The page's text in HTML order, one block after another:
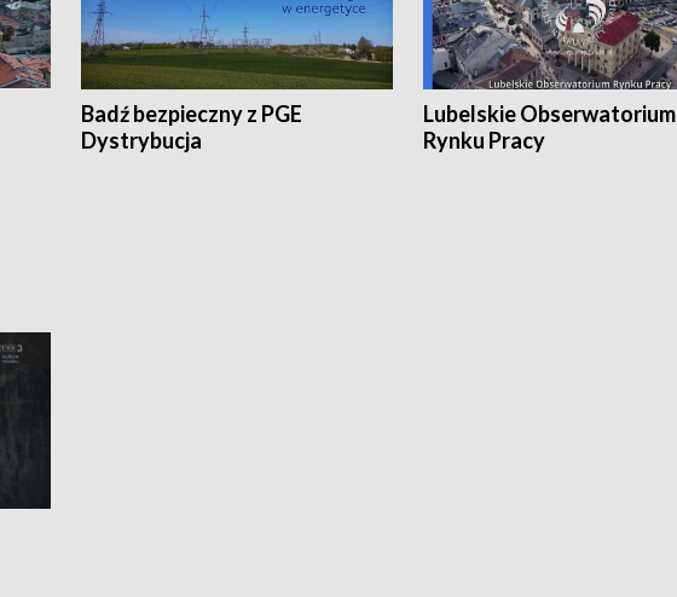
Badź bezpieczny z PGE
Dystrybucja
Lubelskie Obserwatorium
Rynku Pracy